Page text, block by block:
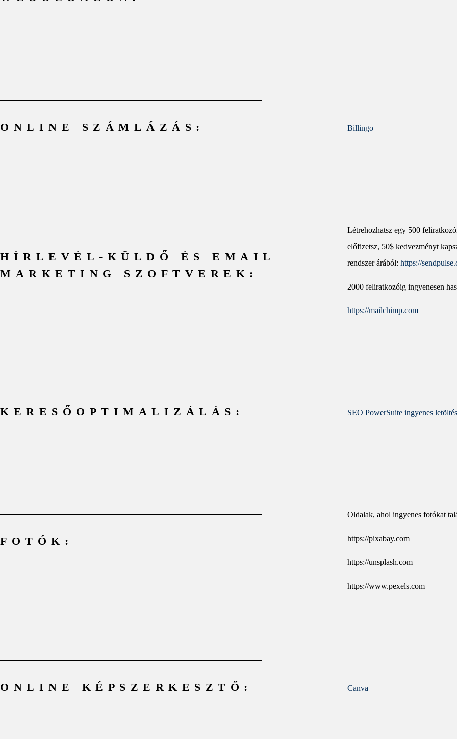
ONLINE SZÁMLÁZÁS: Billingo
HÍRLEVÉL-KÜLDŐ ÉS EMAIL
MARKETING SZOFTVEREK:
Létrehozhatsz egy 500
előfizetsz, 50$ kedvezményt
rendszer árából:https://
2000 feliratkozóig ingyenesen
https://mailchimp.com
KERESŐOPTIMALIZÁLÁS: SEO PowerSuite ingyenes letöltés
FOTÓK:
Oldalak, ahol ingyenes fotókat
https://pixabay.com
https://unsplash.com
https://www.pexels.com
ONLINE KÉPSZERKESZTŐ: Canva